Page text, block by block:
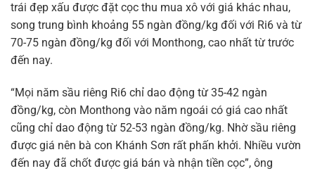
trái đẹp xấu được đặt cọc thu mua xô với giá khác nhau,
song trung bình khoảng 55 ngàn đồng/kg đối với Ri6 và từ
70-75 ngàn đồng/kg đối với Monthong, cao nhất từ trước
đến nay.
“Mọi năm sầu riêng Ri6 chỉ dao động từ 35-42 ngàn
đồng/kg, còn Monthong vào năm ngoái có giá cao nhất
cũng chỉ dao động từ 52-53 ngàn đồng/kg. Nhờ sầu riêng
được giá nên bà con Khánh Sơn rất phấn khởi. Nhiều vườn
đến nay đã chốt được giá bán và nhận tiền cọc”, ông